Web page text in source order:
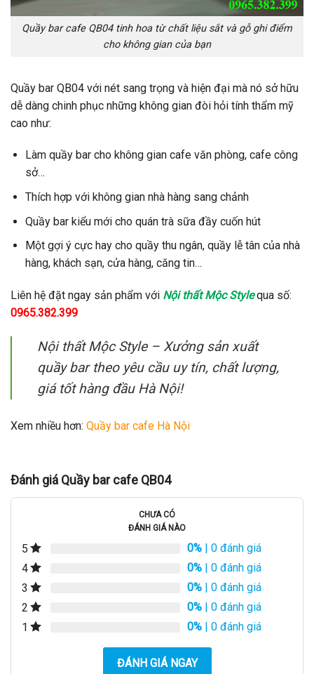
Quầy bar cafe QB04 tinh hoa từ chất liệu sắt và gỗ ghi điểm
cho không gian của bạn
Quầy bar QB04 với nét sang trọng và hiện đại mà nó sở hữu
dễ dàng chinh phục những không gian đòi hỏi tính thẩm mỹ
cao như:
Làm quầy bar cho không gian cafe văn phòng, cafe công
sở…
Thích hợp với không gian nhà hàng sang chảnh
Quầy bar kiểu mới cho quán trà sữa đầy cuốn hút
Một gợi ý cực hay cho quầy thu ngân, quầy lễ tân của nhà
hàng, khách sạn, cửa hàng, căng tin…
Liên hệ đặt ngay sản phẩm với Nội thất Mộc Stylequa số:
0965.382.399
Nội thất Mộc Style – Xưởng sản xuất
quầy bar theo yêu cầu uy tín, chất lượng,
giá tốt hàng đầu Hà Nội!
Xem nhiều hơn: Quầy bar cafe Hà Nội
Đánh giá Quầy bar cafe QB04
CHƯA CÓ
ĐÁNH GIÁ NÀO
5 0% | 0 đánh giá
4
0% | 0 đánh giá
3
0% | 0 đánh giá
2
0% | 0 đánh giá
1
0% | 0 đánh giá
ĐÁNH GIÁ NGAY